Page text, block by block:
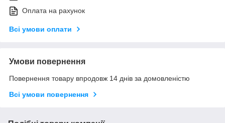
Оплата на рахунок
Всі умови оплати
Умови повернення
Повернення товару впродовж 14 днів за домовленістю
Всі умови повернення